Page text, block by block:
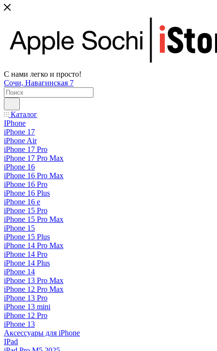
С нами легко и просто!
Сочи, Навагинская 7
Каталог
IPhone
iPhone 17
iPhone Air
iPhone 17 Pro
iPhone 17 Pro Max
iPhone 16
iPhone 16 Pro Max
iPhone 16 Pro
iPhone 16 Plus
iPhone 16 e
iPhone 15 Pro
iPhone 15 Pro Max
iPhone 15
iPhone 15 Plus
iPhone 14 Pro Max
iPhone 14 Pro
iPhone 14 Plus
iPhone 14
iPhone 13 Pro Max
iPhone 12 Pro Max
iPhone 13 Pro
iPhone 13 mini
iPhone 12 Pro
iPhone 13
Аксессуары для iPhone
IPad